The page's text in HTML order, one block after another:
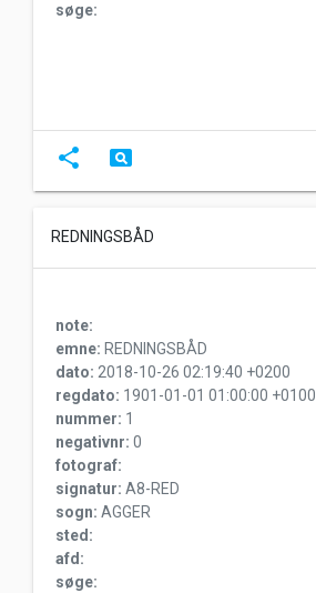
søge:
share pageview
REDNINGSBÅD
note:
emne: REDNINGSBÅD
dato: 2018-10-26 02:19:40 +0200
regdato: 1901-01-01 01:00:00 +0100
nummer: 1
negativnr: 0
fotograf:
signatur: A8-RED
sogn: AGGER
sted:
afd:
søge: